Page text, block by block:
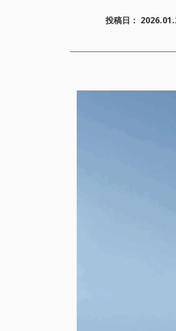
投稿日：